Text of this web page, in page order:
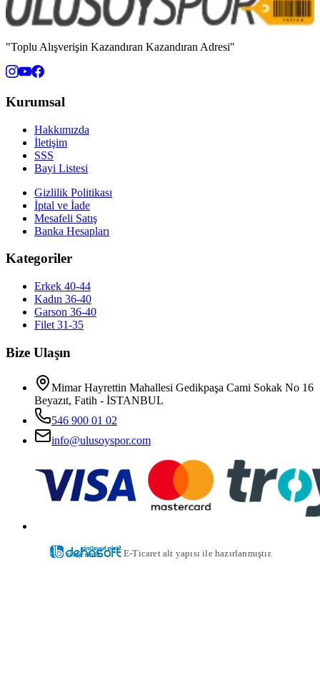
"Toplu Alışverişin Kazandıran Kazandıran Adresi"
Kurumsal
Hakkımızda
İletişim
SSS
Bayi Listesi
Gizlilik Politikası
İptal ve İade
Mesafeli Satış
Banka Hesapları
Kategoriler
Erkek 40-44
Kadın 36-40
Garson 36-40
Filet 31-35
Bize Ulaşın
Mimar Hayrettin Mahallesi Gedikpaşa Cami Sokak No 16
Beyazıt, Fatih - İSTANBUL
546 900 01 02
info@ulusoyspor.com
E-Ticaret alt yapısı ile hazırlanmıştır.